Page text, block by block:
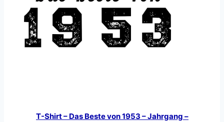
T-Shirt – Das Beste von 1953 – Jahrgang –